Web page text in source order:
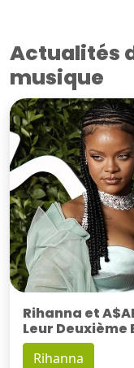
Actualités
musique
Rihanna et
Leur Deuxième
Rihanna